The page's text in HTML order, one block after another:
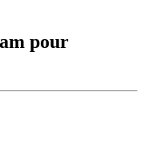
pour